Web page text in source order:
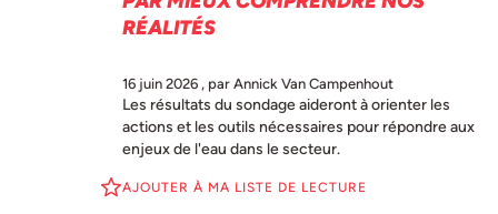
RÉALITÉS
16 juin 2026 , par Annick Van Campenhout
Les résultats du sondage aideront à orienter les
actions et les outils nécessaires pour répondre aux
enjeux de l'eau dans le secteur.
AJOUTER À MA LISTE DE LECTURE